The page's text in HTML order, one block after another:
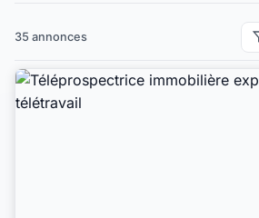
35 annonces